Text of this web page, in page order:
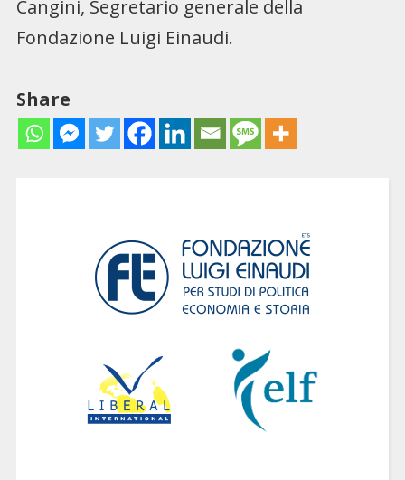
Cangini, Segretario generale della
Fondazione Luigi Einaudi.
Share